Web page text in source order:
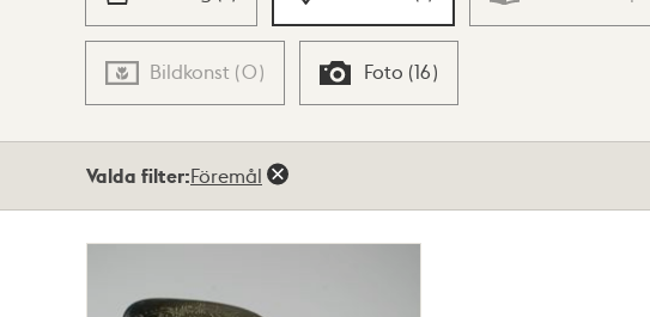
Bildkonst (0) Foto (16)
Valda filter:Föremål